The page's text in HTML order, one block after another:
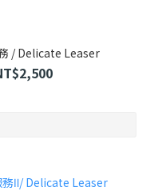
/ Delicate Leaser